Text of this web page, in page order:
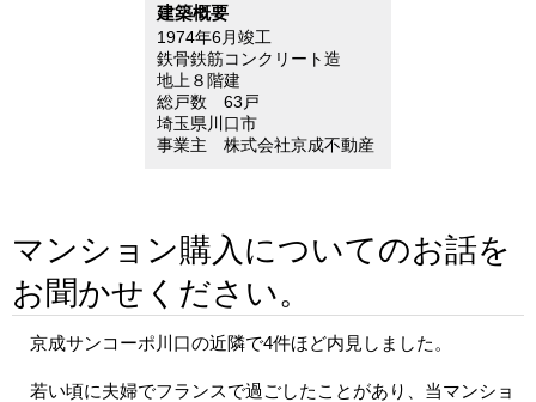
建築概要
1974年6月竣工
鉄骨鉄筋コンクリート造
地上８階建
総戸数 63戸
埼玉県川口市
事業主 株式会社京成不動産
マンション購入についてのお話を
お聞かせください。
京成サンコーポ川口の近隣で4件ほど内見しました。
若い頃に夫婦でフランスで過ごしたことがあり、当マンショ